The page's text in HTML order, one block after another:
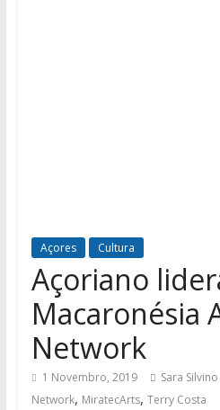
Açores Cultura
Açoriano
Macaronésia
Network
1 Novembro, 2019 Sara Silvino
Network, MiratecArts, Terry Costa